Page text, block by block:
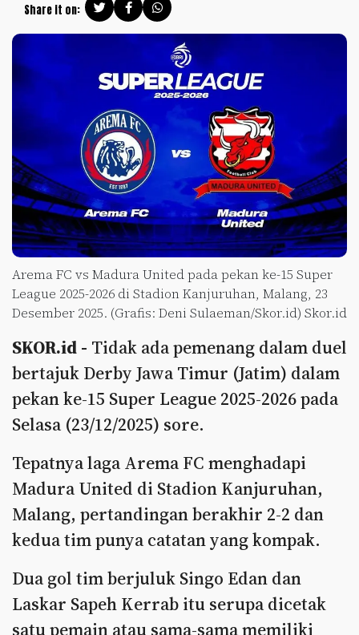
Share it on:
Arema FC vs Madura United pada pekan ke-15 Super
League 2025-2026 di Stadion Kanjuruhan, Malang, 23
Desember 2025. (Grafis: Deni Sulaeman/Skor.id) Skor.id
SKOR.id - Tidak ada pemenang dalam duel
bertajuk Derby Jawa Timur (Jatim) dalam
pekan ke-15 Super League 2025-2026 pada
Selasa (23/12/2025) sore.
Tepatnya laga Arema FC menghadapi
Madura United di Stadion Kanjuruhan,
Malang, pertandingan berakhir 2-2 dan
kedua tim punya catatan yang kompak.
Dua gol tim berjuluk Singo Edan dan
Laskar Sapeh Kerrab itu serupa dicetak
satu pemain atau sama-sama memiliki
Video